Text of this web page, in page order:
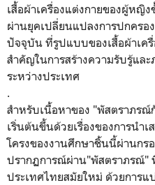
เสื้อผ้าเครื่องแต่งกายของผู้หญิ
ผ่านยุคเปลี่ยนแปลงการปกครอ
ปัจจุบัน ที่รูปแบบของเสื้อผ้าเค
สำคัญในการสร้างความรับรู้แล
ระหว่างประเทศ
.
สำหรับเนื้อหาของ "พัสตราภรณ์
เริ่นต้นขึ้นด้วยเรื่องของการนำ
โครงของงานศึกษาชิ้นนี้ผ่านก
ปรากฏการณ์ผ่าน"พัสตราภรณ์"
ประเทศไทยสมัยใหม่ ด้วยการแ